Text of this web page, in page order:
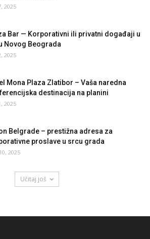
2025
Bar — Korporativni ili privatni događaji u
Novog Beograda
2025
Mona Plaza Zlatibor – Vaša naredna
destinacija na planini
2025
Belgrade – prestižna adresa za
proslave u srcu grada
2025
Učitaj još